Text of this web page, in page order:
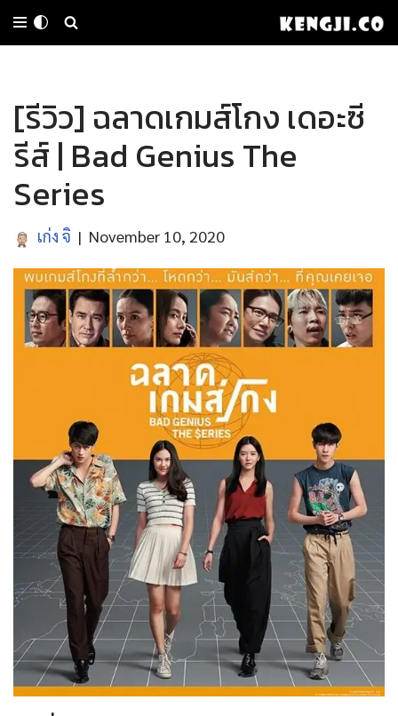
Skip
content
[รีวิว] ฉลาดเกมส์โกง เดอะซี
รีส์ | Bad Genius The
Series
เก่ง จิ November 10, 2020